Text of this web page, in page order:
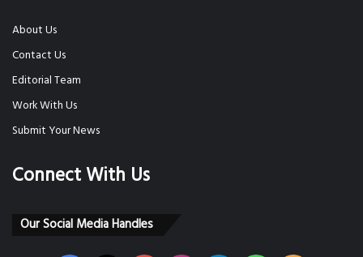
About Us
Contact Us
Editorial Team
Work With Us
Submit Your News
Connect With Us
Our Social Media Handles